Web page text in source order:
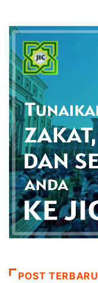
POST TERBARU